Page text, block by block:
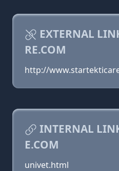
EXTERNAL
RE.COM
http://
INTERNAL
E.COM
univet.html